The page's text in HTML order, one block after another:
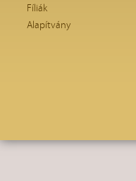
Fíliák
Alapítvány